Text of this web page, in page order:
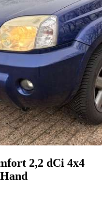
2,2 dCi 4x4